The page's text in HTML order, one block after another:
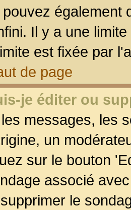
pouvez également
Il y a une
est fixée par
de page
je éditer ou
messages, les
un
sur le bouton
associé
le